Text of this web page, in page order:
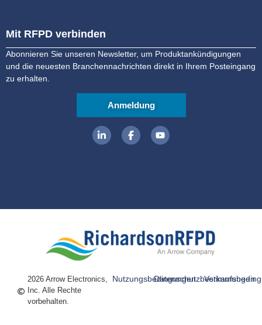
Mit RFPD verbinden
Abonnieren Sie unseren Newsletter, um Produktankündigungen
und die neuesten Branchennachrichten direkt in Ihrem Posteingang
zu erhalten.
Anmeldung
2026 Arrow Electronics,
Inc. Alle Rechte
vorbehalten.
NutzungsbedingungenDatenschutzbestimmungen